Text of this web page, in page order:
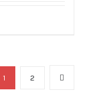
1 2